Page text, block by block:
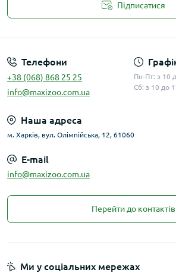
Підписатися
Телефони
+38 (068) 868 25 25
info@maxizoo.com.ua
Пн-Пт: з 10
Сб: з 10 до
Наша адреса
м. Харків, вул. Олімпійська, 12, 61060
E-mail
info@maxizoo.com.ua
Перейти до контактів
Ми у соціальних мережах